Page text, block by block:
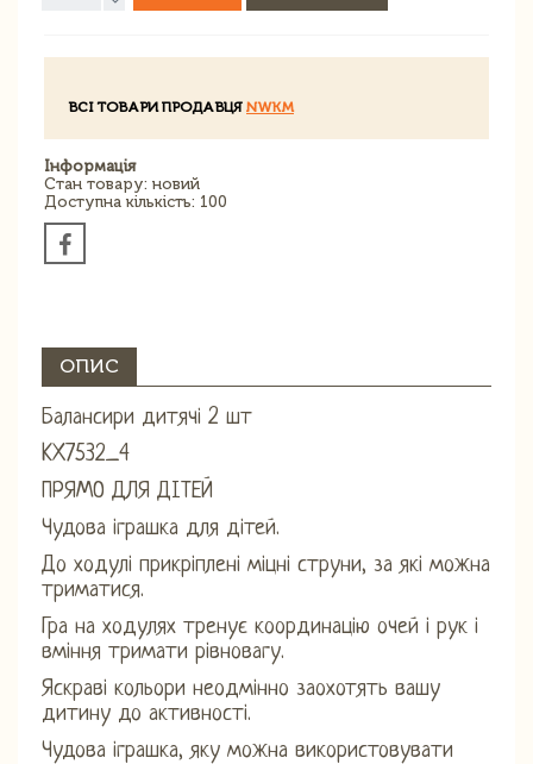
ВСІ ТОВАРИ ПРОДАВЦЯ NWKM
Інформація
Стан товару: новий
Доступна кількість: 100
ОПИС
Балансири дитячі 2 шт
KX7532_4
ПРЯМО ДЛЯ ДІТЕЙ
Чудова іграшка для дітей.
До ходулі прикріплені міцні струни, за які можна
триматися.
Гра на ходулях тренує координацію очей і рук і
вміння тримати рівновагу.
Яскраві кольори неодмінно заохотять вашу
дитину до активності.
Чудова іграшка, яку можна використовувати